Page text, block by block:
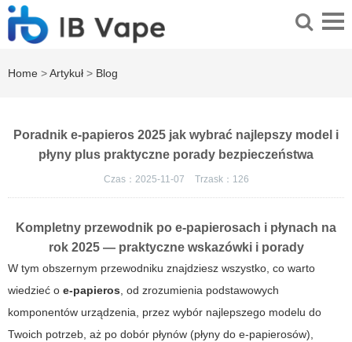
Home >Artykuł > Blog
Poradnik e-papieros 2025 jak wybrać najlepszy model i
płyny plus praktyczne porady bezpieczeństwa
Czas：2025-11-07 Trzask： 126
Kompletny przewodnik po e-papierosach i płynach na
rok 2025 — praktyczne wskazówki i porady
W tym obszernym przewodniku znajdziesz wszystko, co warto
wiedzieć o e-papieros, od zrozumienia podstawowych
komponentów urządzenia, przez wybór najlepszego modelu do
Twoich potrzeb, aż po dobór płynów (płyny do e-papierosów),